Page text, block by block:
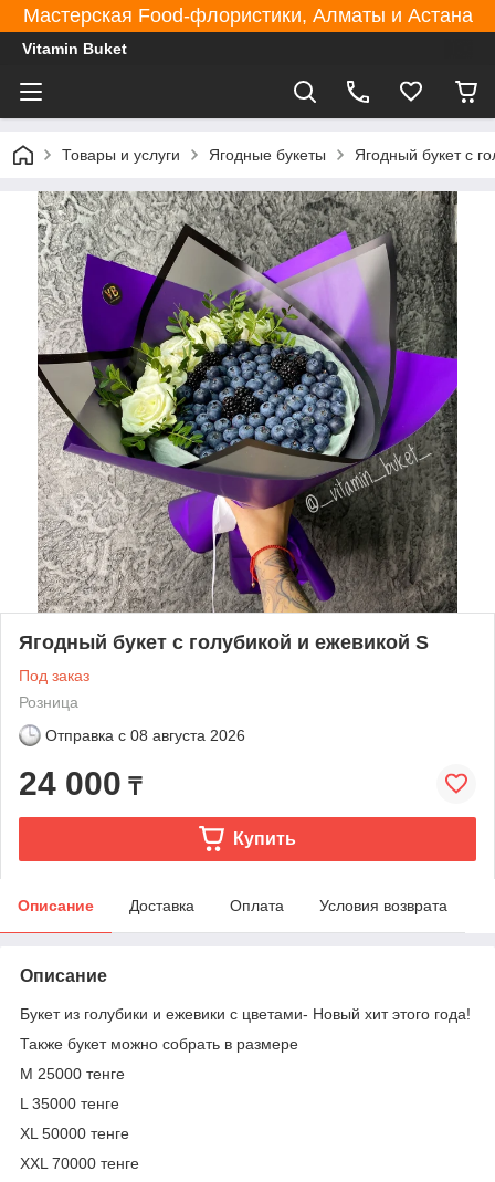
Мастерская Food-флористики, Алматы и Астана
Vitamin Buket
Товары и услуги Ягодные букеты Ягодный букет с
Ягодный букет с голубикой и ежевикой S
Под заказ
Розница
Отправка с 08 августа 2026
24 000 ₸
Купить
Описание Доставка Оплата Условия возврата
Описание
Букет из голубики и ежевики с цветами- Новый хит этого года!
Также букет можно собрать в размере
М 25000 тенге
L 35000 тенге
XL 50000 тенге
XXL 70000 тенге